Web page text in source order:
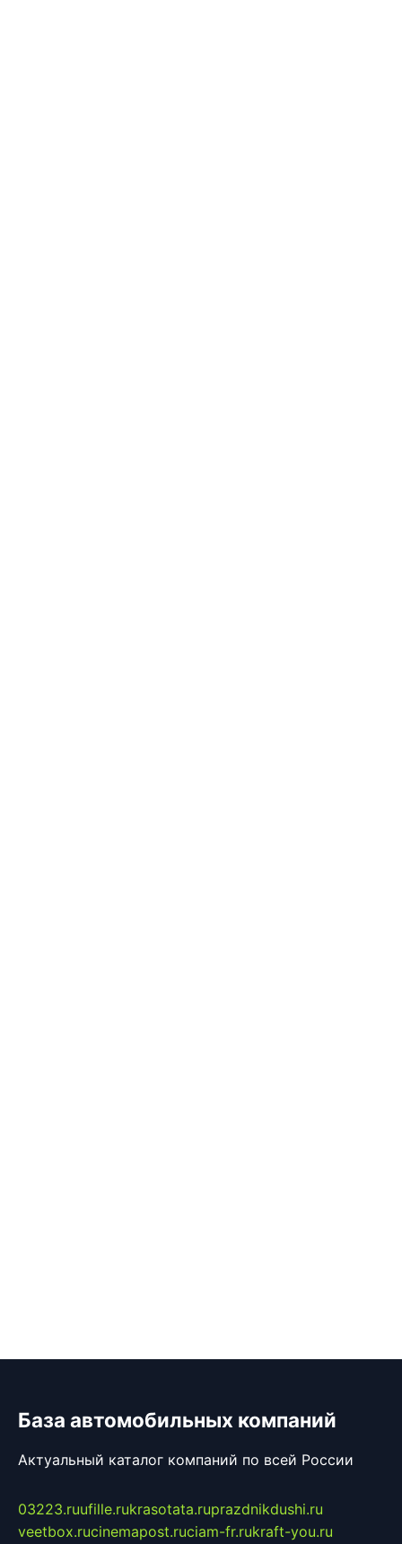
База автомобильных компаний
Актуальный каталог компаний по всей России
03223.ruufille.rukrasotata.ruprazdnikdushi.ru
veetbox.rucinemapost.ruciam-fr.rukraft-you.ru